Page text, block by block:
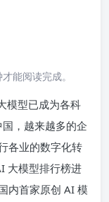
能阅读完成。
模型已成为各科
，越来越多的企
各业的数字化转
大模型排行榜进
内首家原创 AI 模